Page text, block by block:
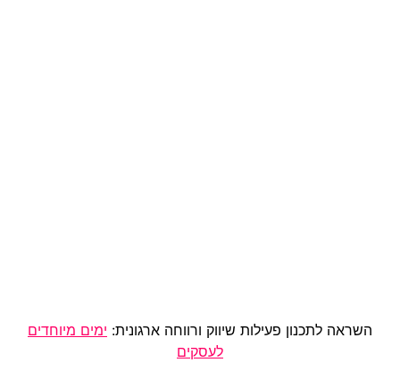
השראה לתכנון פעילות שיווק ורווחה ארגונית: ימים מיוחדים
לעסקים